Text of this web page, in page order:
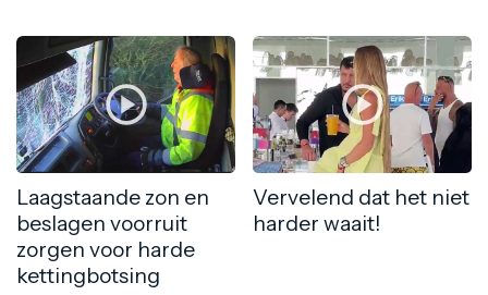
Laagstaande zon en
beslagen voorruit
zorgen voor harde
kettingbotsing
Vervelend dat het niet
harder waait!